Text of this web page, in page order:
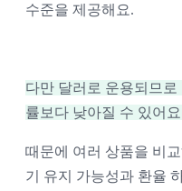
수준을 제공해요.
다만 달러로 운용되므
률보다 낮아질 수 있어
때문에 여러 상품을 비
기 유지 가능성과 환율